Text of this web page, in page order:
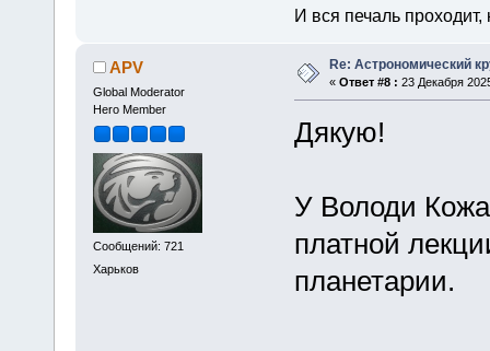
И вся печаль
APV
Global Moderator
Hero Member
Сообщений: 721
Харьков
Re: Астрономический
« Ответ #8 : 23 Декабря
Дякую!
У Володи
платной
планетарии.